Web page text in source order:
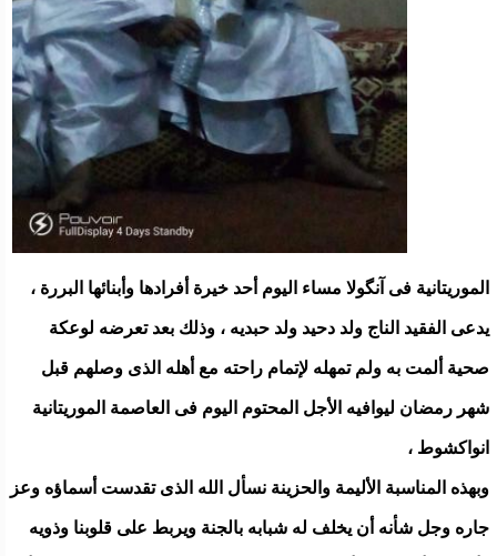
الموريتانية فى آنگولا مساء اليوم أحد خيرة أفرادها وأبنائها البررة ،
يدعى الفقيد الناج ولد دحيد ولد حبديه ، وذلك بعد تعرضه لوعكة
صحية ألمت به ولم تمهله لإتمام راحته مع أهله الذى وصلهم قبل
شهر رمضان ليوافيه الأجل المحتوم اليوم فى العاصمة الموريتانية
انواكشوط ،
وبهذه المناسبة الأليمة والحزينة نسأل الله الذى تقدست أسماؤه وعز
جاره وجل شأنه أن يخلف له شبابه بالجنة ويربط على قلوبنا وذويه